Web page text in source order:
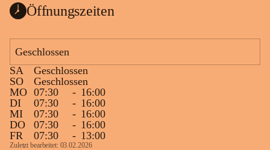
Öffnungszeiten
Geschlossen
SA
Geschlossen
SO
Geschlossen
MO 07:30 - 16:00
DI
07:30 - 16:00
MI
07:30 - 16:00
DO
07:30 - 16:00
FR
07:30 - 13:00
Zuletzt bearbeitet: 03.02.2026